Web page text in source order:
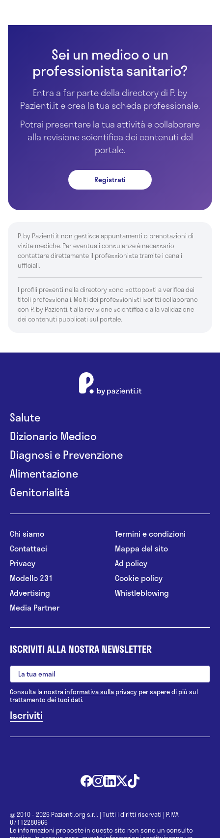
Sei un medico o un
professionista sanitario?
Entra a far parte della directory di P. by
Pazienti.it e crea la tua scheda professionale.
Potrai presentare la tua attività e collaborare
alla revisione scientifica dei contenuti del
portale.
Registrati
P. by Pazienti.it non gestisce appuntamenti o prenotazioni di
visite mediche. Per eventuali consulenze è necessario
contattare direttamente il professionista tramite i canali
ufficiali.
I profili presenti nella directory sono sottoposti a verifica dei
titoli professionali. Molti dei professionisti iscritti collaborano
con P. by Pazienti.it alla revisione scientifica e alla validazione
dei contenuti pubblicati sul portale.
Salute
Dizionario Medico
Diagnosi e Prevenzione
Alimentazione
Genitorialità
Chi siamo
Contattaci
Privacy
Modello 231
Advertising
Media Partner
Termini e condizioni
Mappa del sito
Ad policy
Cookie policy
Whistleblowing
ISCRIVITI ALLA NOSTRA NEWSLETTER
Consulta la nostrainformativa sulla privacy per sapere di più sul
trattamento dei tuoi dati.
@ 2010 - 2026 Pazienti.org s.r.l. | Tutti i diritti riservati | P.IVA
07112280966
Le informazioni proposte in questo sito non sono un consulto